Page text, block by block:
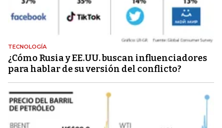
TECNOLOGÍA
¿Cómo Rusia y EE.UU. buscan influenciadores
para hablar de su versión del conflicto?